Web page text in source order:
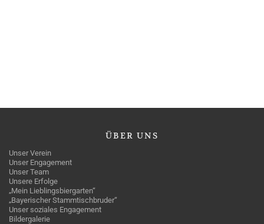
ÜBER UNS
Unser Verein
Unser Engagement
Unser Team
Unsere Erfolge
„Mein Lieblingsbiergarten“
„Bayerischer Stammtischbruder“
Unser soziales Engagement
Bildergalerie